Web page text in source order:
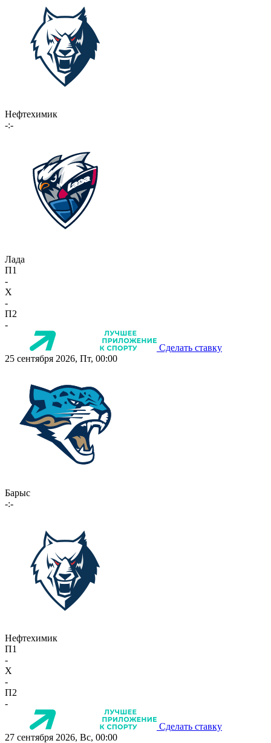
Нефтехимик
-:-
Лада
П1
-
X
-
П2
-
Сделать ставку
25 сентября 2026, Пт, 00:00
Барыс
-:-
Нефтехимик
П1
-
X
-
П2
-
Сделать ставку
27 сентября 2026, Вс, 00:00